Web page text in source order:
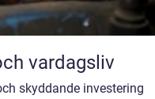
vardagsliv
skyddande investering